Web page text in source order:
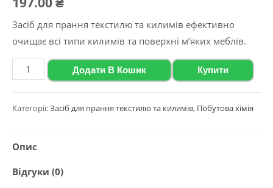
Засіб для прання текстилю та килимів ефективно
очищає всі типи килимів та поверхні м’яких меблів.
Засіб
для
текстилю
килимів
Polyclean
Додати В Кошик Купити
Категорії:Засіб для прання текстилю та килимів, Побутова хімія
Опис
Відгуки (0)